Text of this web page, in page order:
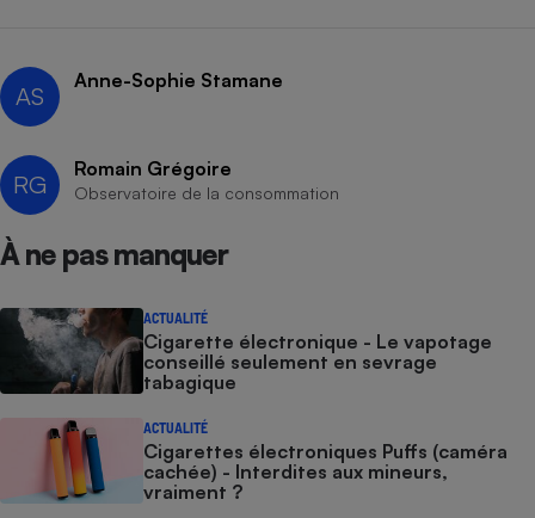
AS
Anne-Sophie Stamane
RG
Romain Grégoire
Observatoire de la consommation
À ne pas manquer
ACTUALITÉ
Cigarette électronique - Le vapotage
conseillé seulement en sevrage
tabagique
ACTUALITÉ
Cigarettes électroniques Puffs (caméra
cachée) - Interdites aux mineurs,
vraiment ?